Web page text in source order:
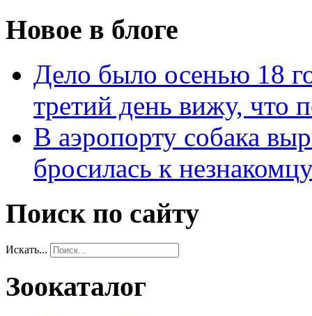
Новое в блоге
Дело было осенью 18
третий день вижу, что
В аэропорту собака
бросилась к
Поиск по сайту
Искать...
Зоокаталог